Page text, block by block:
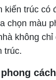
kiến trúc có
chọn màu
không
trúc.